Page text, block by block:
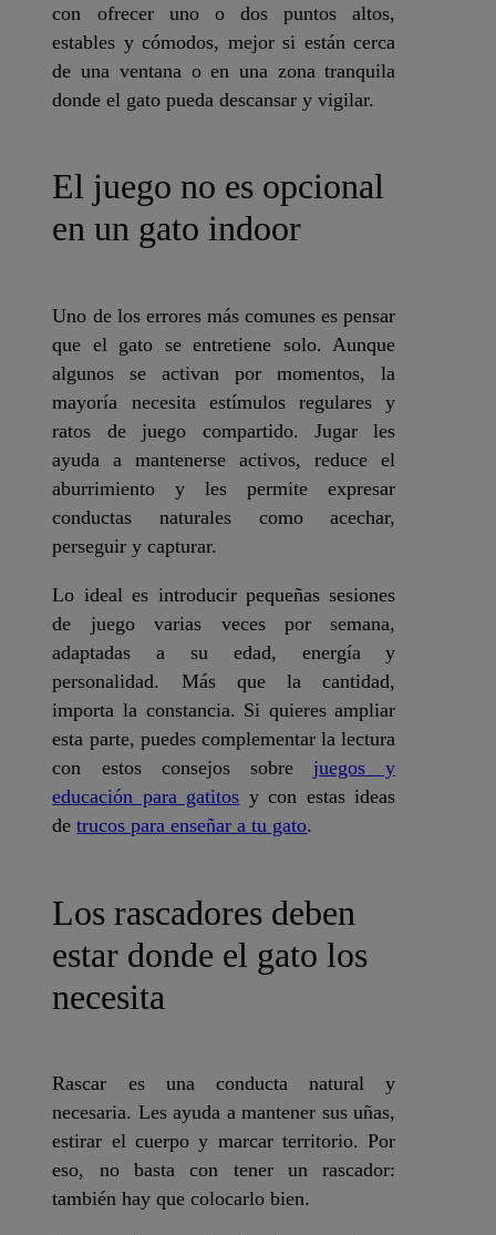
con ofrecer uno o dos puntos altos,
estables y cómodos, mejor si están cerca
de una ventana o en una zona tranquila
donde el gato pueda descansar y vigilar.
El juego no es opcional
en un gato indoor
Uno de los errores más comunes es pensar
que el gato se entretiene solo. Aunque
algunos se activan por momentos, la
mayoría necesita estímulos regulares y
ratos de juego compartido. Jugar les
ayuda a mantenerse activos, reduce el
aburrimiento y les permite expresar
conductas naturales como acechar,
perseguir y capturar.
Lo ideal es introducir pequeñas sesiones
de juego varias veces por semana,
adaptadas a su edad, energía y
personalidad. Más que la cantidad,
importa la constancia. Si quieres ampliar
esta parte, puedes complementar la lectura
con estos consejos sobre juegos y
educación para gatitos y con estas ideas
detrucos para enseñar a tu gato.
Los rascadores deben
estar donde el gato los
necesita
Rascar es una conducta natural y
necesaria. Les ayuda a mantener sus uñas,
estirar el cuerpo y marcar territorio. Por
eso, no basta con tener un rascador:
también hay que colocarlo bien.